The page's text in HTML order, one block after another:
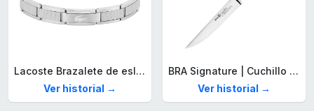
Lacoste Brazalete de eslabón para Hombre Colección STENCIL de Acero inoxidable
Ver historial →
BRA Signature | Cuchillo tomatero 120 mm, Acero Inoxidable alemán forjado con Molibdeno Vanadio, Mango Remachado ABS, Diseño Ergonómico, Hoja 1,6 mm espesor
Ver historial →